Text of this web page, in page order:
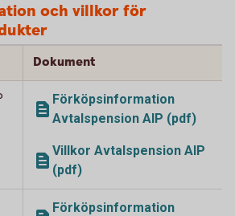
och villkor för
Dokument
Förköpsinformation
Avtalspension AIP (pdf)
Villkor Avtalspension AIP
(pdf)
Förköpsinformation